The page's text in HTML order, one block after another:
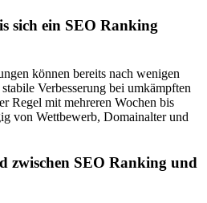
sich ein SEO Ranking
können bereits nach wenigen
Verbesserung bei umkämpften
Regel mit mehreren Wochen bis
von Wettbewerb, Domainalter und
zwischen SEO Ranking und